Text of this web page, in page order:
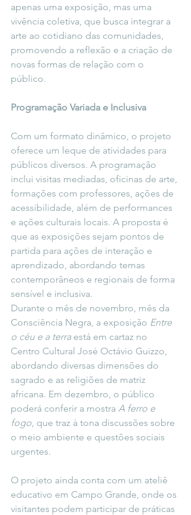
apenas uma exposição, mas uma
vivência coletiva, que busca integrar a
arte ao cotidiano das comunidades,
promovendo a reflexão e a criação de
novas formas de relação com o
público.
Programação Variada e Inclusiva
Com um formato dinâmico, o projeto
oferece um leque de atividades para
públicos diversos. A programação
inclui visitas mediadas, oficinas de arte,
formações com professores, ações de
acessibilidade, além de performances
e ações culturais locais. A proposta é
que as exposições sejam pontos de
partida para ações de interação e
aprendizado, abordando temas
contemporâneos e regionais de forma
sensível e inclusiva.
Durante o mês de novembro, mês da
Consciência Negra, a exposição Entre
o céu e a terra está em cartaz no
Centro Cultural José Octávio Guizzo,
abordando diversas dimensões do
sagrado e as religiões de matriz
africana. Em dezembro, o público
poderá conferir a mostra A ferro e
fogo , que traz à tona discussões sobre
o meio ambiente e questões sociais
urgentes.
O projeto ainda conta com um ateliê
educativo em Campo Grande, onde os
visitantes podem participar de práticas